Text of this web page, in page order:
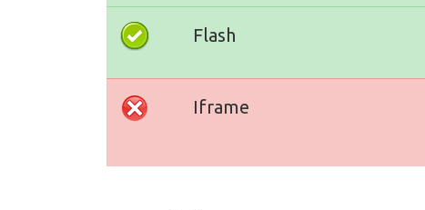
Flash
Iframe